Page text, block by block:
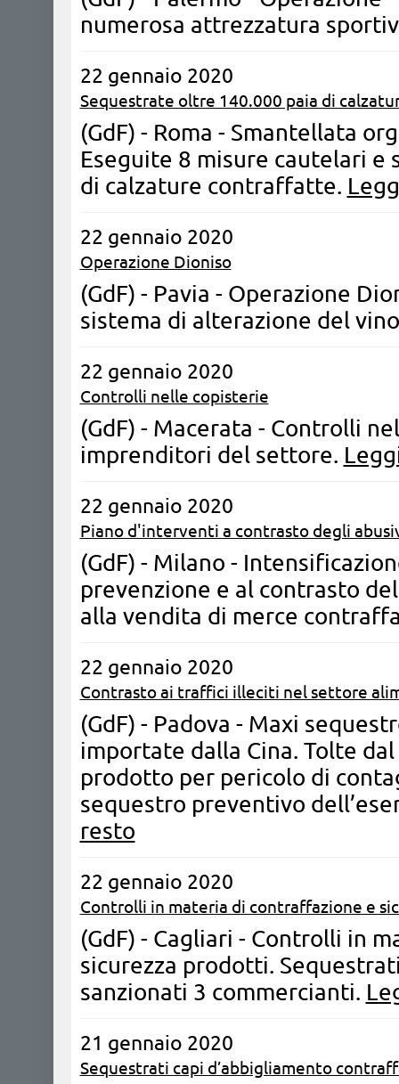
numerosa attrezzatura
22 gennaio 2020
Sequestrate oltre 140.000 paia di
(GdF) - Roma - Smantellata
Eseguite 8 misure cautelari
di calzature contraffatte.
22 gennaio 2020
Operazione Dioniso
(GdF) - Pavia - Operazione
sistema di alterazione del
22 gennaio 2020
Controlli nelle copisterie
(GdF) - Macerata - Controlli
imprenditori del settore.
22 gennaio 2020
Piano d'interventi a contrasto degli
(GdF) - Milano -
prevenzione e al contrasto
alla vendita di merce
22 gennaio 2020
Contrasto ai traffici illeciti nel settore
(GdF) - Padova - Maxi
importate dalla Cina. Tolte
prodotto per pericolo di
sequestro preventivo
resto
22 gennaio 2020
Controlli in materia di contraffazione e
(GdF) - Cagliari - Controlli in
sicurezza prodotti.
sanzionati 3 commercianti.
21 gennaio 2020
Sequestrati capi d’abbigliamento